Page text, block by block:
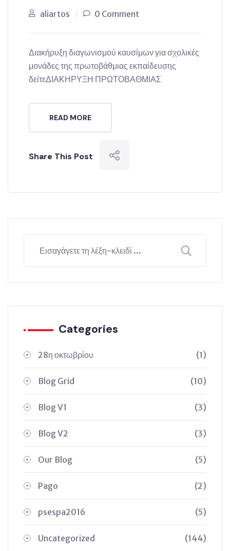
aliartos 0 Comment
Διακήρυξη διαγωνισμού καυσίμων για σχολικές
μονάδες της πρωτοβάθμιας εκπαίδευσης
δείτεΔΙΑΚΗΡΥΞΗ ΠΡΩΤΟΒΑΘΜΙΑΣ
READ MORE
Share This Post
Categories
28η οκτωβρίου (1)
Blog Grid (10)
Blog V1 (3)
Blog V2 (3)
Our Blog (5)
Pago (2)
psespa2016 (5)
Uncategorized (144)